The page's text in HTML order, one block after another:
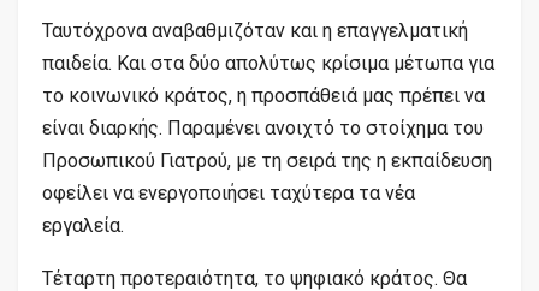
Ταυτόχρονα αναβαθμιζόταν και η επαγγελματική
παιδεία. Και στα δύο απολύτως κρίσιμα μέτωπα για
το κοινωνικό κράτος, η προσπάθειά μας πρέπει να
είναι διαρκής. Παραμένει ανοιχτό το στοίχημα του
Προσωπικού Γιατρού, με τη σειρά της η εκπαίδευση
οφείλει να ενεργοποιήσει ταχύτερα τα νέα
εργαλεία.
Τέταρτη προτεραιότητα, το ψηφιακό κράτος. Θα